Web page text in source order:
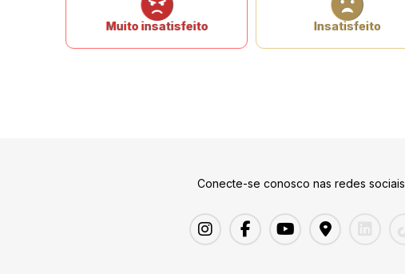
Muito insatisfeito Insatisfeito
Conecte-se conosco nas redes sociais